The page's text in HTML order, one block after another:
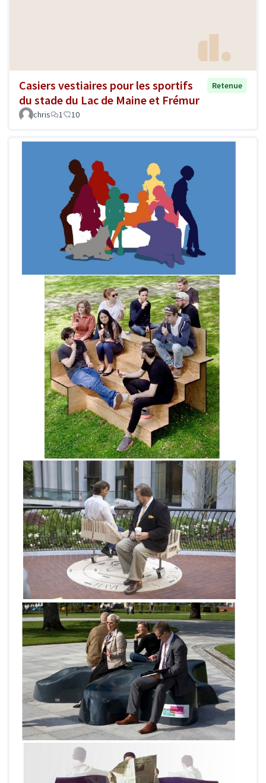
Casiers vestiaires pour les sportifs
du stade du Lac de Maine et Frémur
Retenue
chris 1 10